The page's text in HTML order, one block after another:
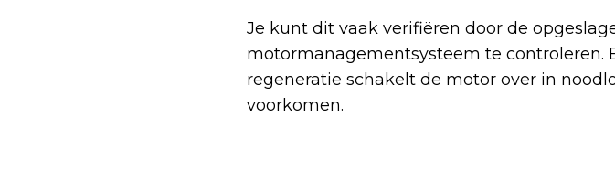
Je kunt dit vaak verifiëren door de
motormanagementsysteem te controleren.
regeneratie schakelt de motor over in
voorkomen.